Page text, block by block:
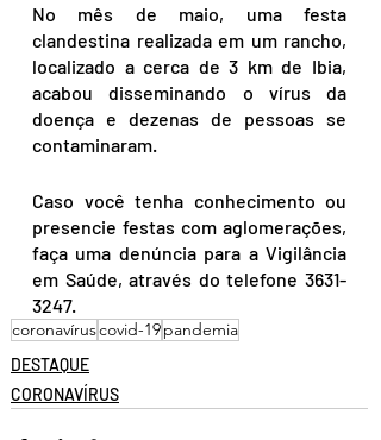
No mês de maio, uma festa
clandestina realizada em um rancho,
localizado a cerca de 3 km de Ibia,
acabou disseminando o vírus da
doença e dezenas de pessoas se
contaminaram.
Caso você tenha conhecimento ou
presencie festas com aglomerações,
faça uma denúncia para a Vigilância
em Saúde, através do telefone 3631-
3247.
coronavíruscovid-19pandemia
DESTAQUE
CORONAVÍRUS